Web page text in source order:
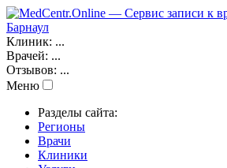
Барнаул
Клиник: ...
Врачей: ...
Отзывов: ...
Меню
Разделы сайта:
Регионы
Врачи
Клиники